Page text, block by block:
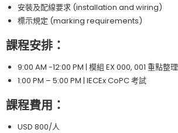
安裝及配線要求 (installation and wiring)
標示規定 (marking requirements)
課程安排：
9:00 AM -12:00 PM | 模組 EX 000, 001 重點整理
1:00 PM – 5:00 PM | IECEx CoPC 考試
課程費用：
USD 800/人